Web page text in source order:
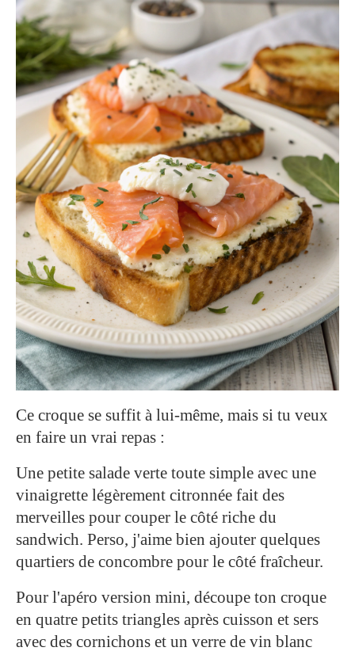
Ce croque se suffit à lui-même, mais si tu veux
en faire un vrai repas :
Une petite salade verte toute simple avec une
vinaigrette légèrement citronnée fait des
merveilles pour couper le côté riche du
sandwich. Perso, j'aime bien ajouter quelques
quartiers de concombre pour le côté fraîcheur.
Pour l'apéro version mini, découpe ton croque
en quatre petits triangles après cuisson et sers
avec des cornichons et un verre de vin blanc